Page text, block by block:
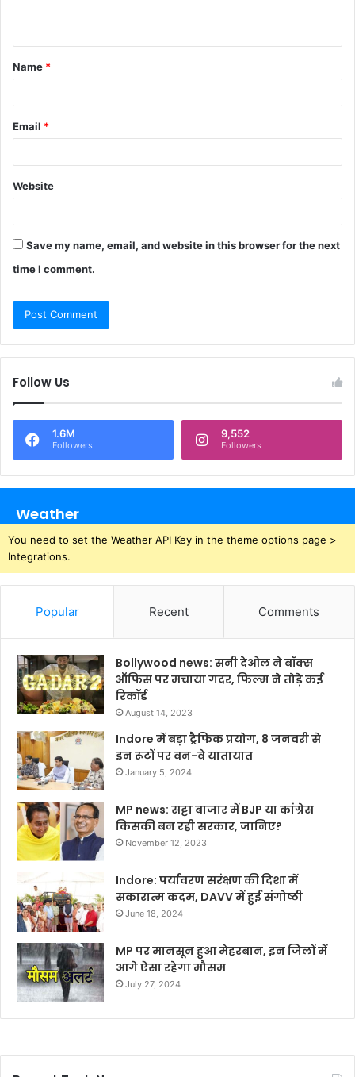
t
*
Name *
Email *
Website
Save my name, email, and website in this browser for the next
time I comment.
Follow Us
1.6M
Followers
9,552
Followers
Weather
You need to set the Weather API Key in the theme options page >
Integrations.
Popular Recent Comments
Bollywood news: सनी देओल ने बॉक्स
ऑफिस पर मचाया गदर, फिल्म ने तोड़े कई
रिकॉर्ड
August 14, 2023
Indore में बड़ा ट्रैफिक प्रयोग, 8 जनवरी से
इन रूटों पर वन-वे यातायात
January 5, 2024
MP news: सट्टा बाजार में BJP या कांग्रेस
किसकी बन रही सरकार, जानिए?
November 12, 2023
Indore: पर्यावरण सरंक्षण की दिशा में
सकारात्म कदम, DAVV में हुई संगोष्ठी
June 18, 2024
MP पर मानसून हुआ मेहरबान, इन जिलों में
आगे ऐसा रहेगा मौसम
July 27, 2024